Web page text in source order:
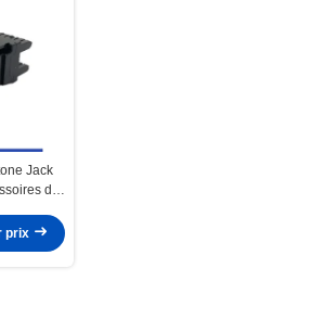
Jack
de
prix